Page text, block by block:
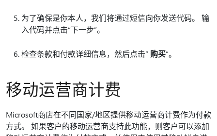
为了确保是你本人，我们将通过短信向你发送代码。 输
入代码并点击“下一步”。
检查条款和付款详细信息，然后点击“ 购买”。
移动运营商计费
Microsoft商店在不同国家/地区提供移动运营商计费作为付款
方式。 如果客户的移动运营商支持此功能，则客户可以添加